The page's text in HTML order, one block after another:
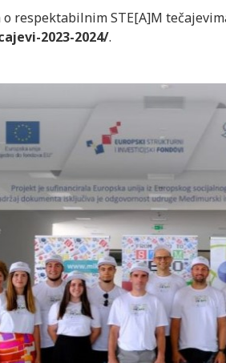
respektabilnim STE[A]M
2023-2024/.